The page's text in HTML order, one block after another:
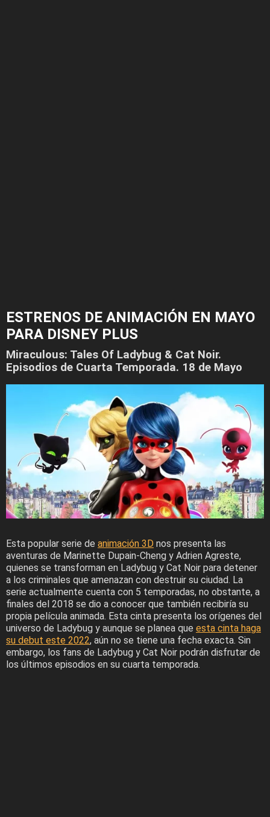
ESTRENOS DE ANIMACIÓN EN MAYO
PARA DISNEY PLUS
Miraculous: Tales Of Ladybug & Cat Noir.
Episodios de Cuarta Temporada. 18 de Mayo
Esta popular serie de animación 3D nos presenta las
aventuras de Marinette Dupain-Cheng y Adrien Agreste,
quienes se transforman en Ladybug y Cat Noir para detener
a los criminales que amenazan con destruir su ciudad. La
serie actualmente cuenta con 5 temporadas, no obstante, a
finales del 2018 se dio a conocer que también recibiría su
propia película animada. Esta cinta presenta los orígenes del
universo de Ladybug y aunque se planea que esta cinta haga
su debut este 2022, aún no se tiene una fecha exacta. Sin
embargo, los fans de Ladybug y Cat Noir podrán disfrutar de
los últimos episodios en su cuarta temporada.